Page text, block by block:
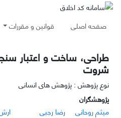
صفحه اصلی قوانین و مقررات
طراحی، ساخت و اعتبار
شروت
نوع پژوهش : پژوهش های انسانی
پژوهشگران
میثم روحانی
رضا رجبی